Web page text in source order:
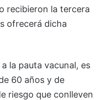
recibieron la tercera
ofrecerá dicha
la pauta vacunal, es
60 años y de
riesgo que conlleven